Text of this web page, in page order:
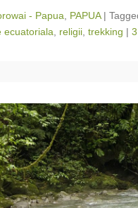
- Papua, PAPUA|
ecuatoriala, religii, trekking |